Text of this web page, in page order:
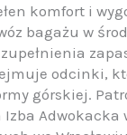
komfort i
bagażu w
odcinki,
górskiej.
Adwokacka